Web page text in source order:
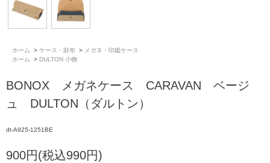
ホーム > ケース・財布 > メガネ・印鑑ケース
ホーム
> DULTON 小物
BONOX メガネケース CARAVAN ベージ
ュ DULTON（ダルトン）
dt-A925-1251BE
900円(税込990円)